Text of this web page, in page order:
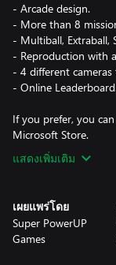
- Arcade design.
- More than 8
- Multiball, Extraball,
- Reproduction with
- 4 different
- Online
If you prefer, you
Microsoft Store.
แสดงเพิ่มเติม
เผยแพร่โดย
Super PowerUP
Games